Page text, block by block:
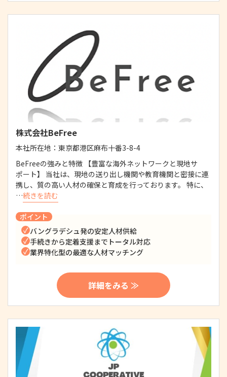
株式会社BeFree
本社所在地： 東京都港区麻布十番3-8-4
BeFreeの強みと特徴 【豊富な海外ネットワークと現地サ
ポート】 当社は、現地の送り出し機関や教育機関と密接に連
携し、質の高い人材の確保と育成を行っております。 特に、
…続きを読む
ポイント
バングラデシュ発の安定人材供給
手続きから定着支援までトータル対応
業界特化型の最適な人材マッチング
詳細をみる ≫